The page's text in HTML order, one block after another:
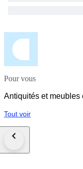
Pour vous
Antiquités et meubles
Tout voir